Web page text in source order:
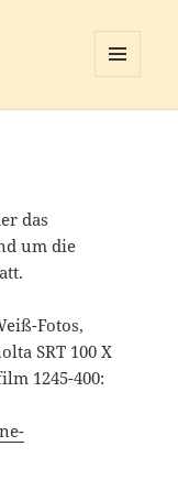
das
um die
Fotos,
SRT 100 X
1245-400: